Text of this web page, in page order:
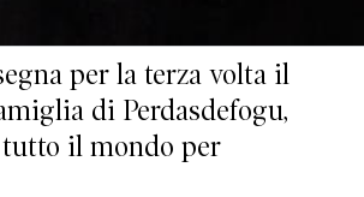
per la terza volta il
di Perdasdefogu,
il mondo per